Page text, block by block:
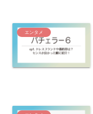
エンタメ